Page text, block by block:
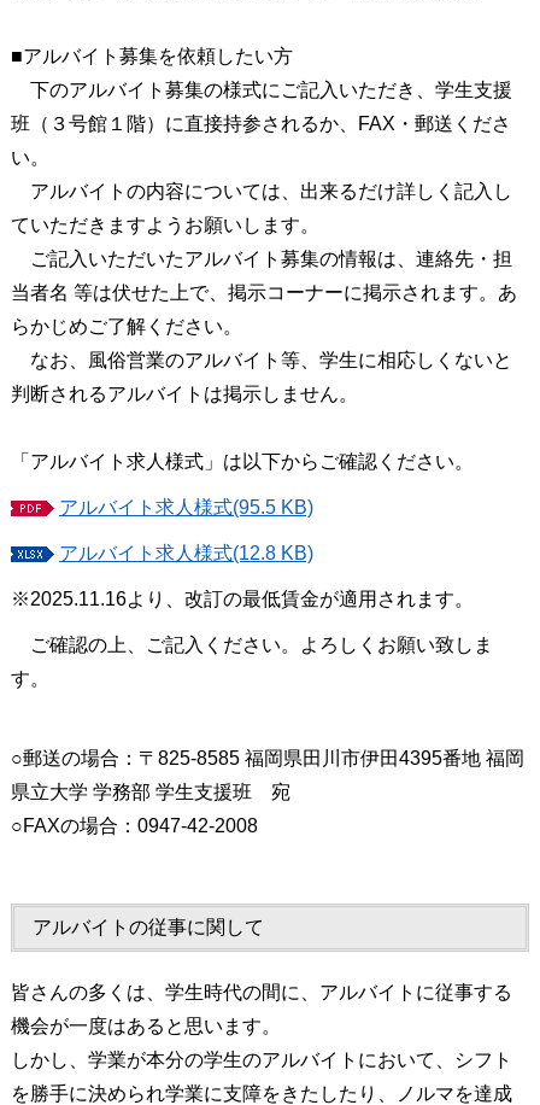
■アルバイト募集を依頼したい方
下のアルバイト募集の様式にご記入いただき、学生支援
班（３号館１階）に直接持参されるか、FAX・郵送くださ
い。
アルバイトの内容については、出来るだけ詳しく記入し
ていただきますようお願いします。
ご記入いただいたアルバイト募集の情報は、連絡先・担
当者名 等は伏せた上で、掲示コーナーに掲示されます。あ
らかじめご了解ください。
なお、風俗営業のアルバイト等、学生に相応しくないと
判断されるアルバイトは掲示しません。
「アルバイト求人様式」は以下からご確認ください。
アルバイト求人様式(95.5 KB)
アルバイト求人様式(12.8 KB)
※2025.11.16より、改訂の最低賃金が適用されます。
ご確認の上、ご記入ください。よろしくお願い致しま
す。
○郵送の場合：〒825-8585 福岡県田川市伊田4395番地 福岡
県立大学 学務部 学生支援班 宛
○FAXの場合：0947-42-2008
アルバイトの従事に関して
皆さんの多くは、学生時代の間に、アルバイトに従事する
機会が一度はあると思います。
しかし、学業が本分の学生のアルバイトにおいて、シフト
を勝手に決められ学業に支障をきたしたり、ノルマを達成